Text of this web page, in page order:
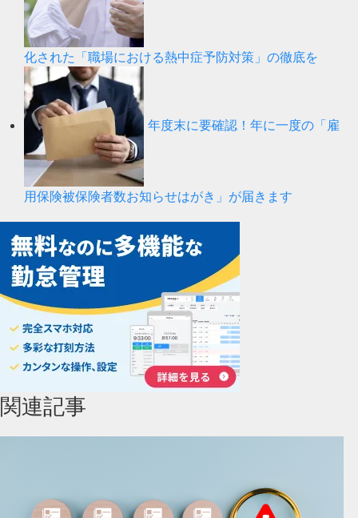
化された「職場における熱中症予防対策」の徹底を
年度末に要確認！年に一度の「雇
用保険被保険者数お知らせはがき」が届きます
関連記事